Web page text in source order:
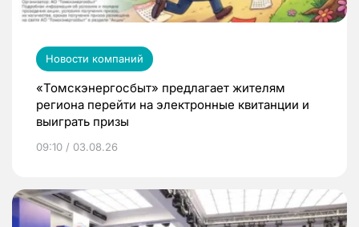
Новости компаний
«Томскэнергосбыт» предлагает жителям
региона перейти на электронные квитанции и
выиграть призы
09:10 / 03.08.26